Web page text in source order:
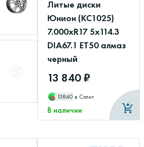
Литые диски
Юнион (КС1025)
7.000xR17 5x114.3
DIA67.1 ET50 алмаз
черный
13 840 ₽
13840 в Сплит
В наличии